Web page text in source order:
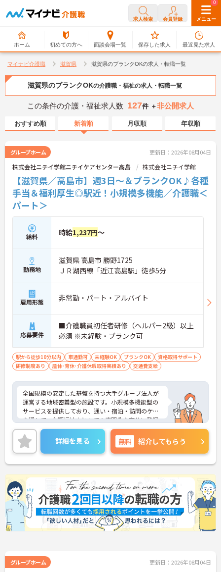
求人検索 会員登録 メニュー
ホーム 初めての方へ 面談会場一覧
0
保存した求人
0
最近見た求人
マイナビ介護職 滋賀県 滋賀県のブランクOKの求人・転職一覧
滋賀県のブランクOKの介護職・福祉の求人・転職一覧
この条件の介護・福祉求人数 127件 ＋非公開求人
おすすめ順 新着順 月収順 年収順
グループホーム 更新日：2026年08月04日
株式会社ニチイ学館ニチイケアセンター高島 株式会社ニチイ学館
【滋賀県／高島市】週3日～＆ブランクOK♪各種
手当＆福利厚生◎駅近！小規模多機能／介護職＜
パート＞
給料 時給1,237円～
勤務地
滋賀県 高島市 勝野1725
ＪＲ湖西線「近江高島駅」徒歩5分
雇用形態 非常勤・パート・アルバイト
応募要件
■介護職員初任者研修（ヘルパー2級）以上
必須 ※未経験・ブランク可
駅から徒歩10分以内 車通勤可 未経験OK ブランクOK
資格取得サポート
研修制度あり
産休･育休･介護休暇取得実績あり 交通費支給
全国規模の安定した基盤を持つ大手グループ法人が
運営する地域密着型の施設です。小規模多機能型の
サービスを提供しており、通い・宿泊・訪問のケア
を通して、介護福祉士としての専門性を存分に発揮
できるやりがいのある環境です。週3日からの勤務が
可能で、ライフスタイルに合わせた働き方が選択で
きます。業務の偏りを防ぐためのルール化や拠点間
でのサポート体制が確立されており、チーム全体で
協力し合える環境が整っています。また、介護福祉
士手当に加えて、在籍年数に応じた手当やキャリア
アップ手当、お子様を持つ方に向けた子ども手当な
どが手厚く用意されており、パートタイムであって
も専門職として高く評価され、安心して長く働き続
けられる待遇が整っていることが最大の魅力です。
★おすすめPOINT★
て時給に加算される手当があるため、長く勤めるほ
詳細を見る 無料 紹介してもらう
グループホーム 更新日：2026年08月04日